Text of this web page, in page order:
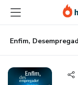
para
conteúdo
principal
para
pagamento
para
rodapé